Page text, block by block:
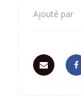
Ajouté par